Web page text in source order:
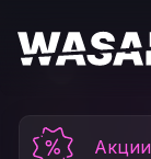
Акции